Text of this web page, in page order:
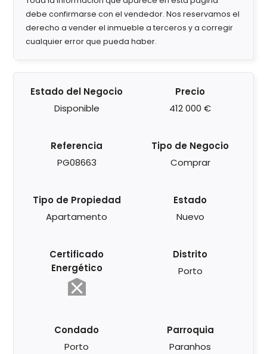
debe confirmarse con el vendedor. Nos reservamos el
derecho a vender el inmueble a terceros y a corregir
cualquier error que pueda haber.
Estado del Negocio
Disponible
Precio
412 000 €
Referencia
PG08663
Tipo de Negocio
Comprar
Tipo de Propiedad
Apartamento
Estado
Nuevo
Certificado
Energético
Distrito
Porto
Condado
Porto
Parroquia
Paranhos